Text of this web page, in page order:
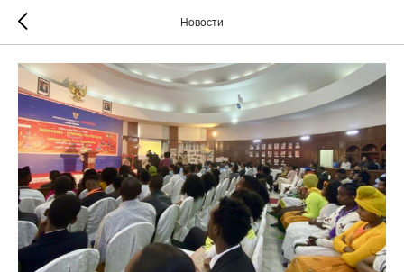
Новости